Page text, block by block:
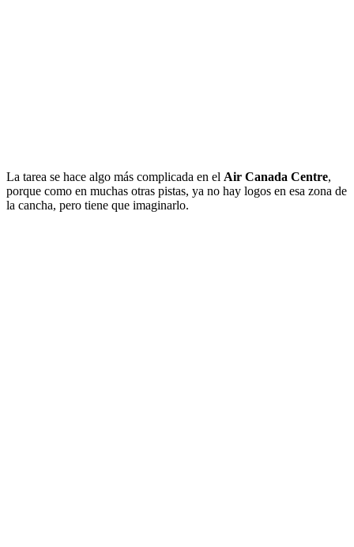
La tarea se hace algo más complicada en el Air Canada Centre,
porque como en muchas otras pistas, ya no hay logos en esa zona de
la cancha, pero tiene que imaginarlo.